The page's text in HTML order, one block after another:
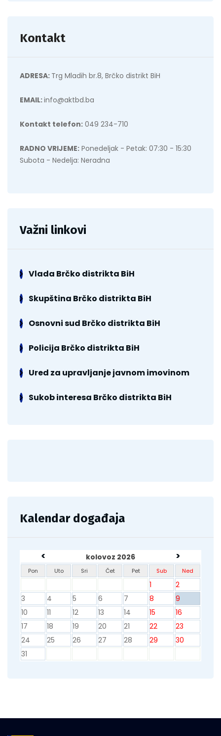
Kontakt
ADRESA: Trg Mladih br.8, Brčko distrikt BiH
EMAIL:info@aktbd.ba
Kontakt telefon: 049 234-710
RADNO VRIJEME: Ponedeljak - Petak: 07:30 - 15:30
Subota - Nedelja: Neradna
Važni linkovi
Vlada Brčko distrikta BiH
Skupština Brčko distrikta BiH
Osnovni sud Brčko distrikta BiH
Policija Brčko distrikta BiH
Ured za upravljanje javnom imovinom
Sukob interesa Brčko distrikta BiH
Kalendar događaja
< kolovoz 2026 >
Pon Uto Sri Čet Pet Sub Ned
1
2
3
4 5 6 7 8
9
10
11 12 13 14 15
16
17
18 19 20 21 22
23
24
25 26 27 28 29
30
31